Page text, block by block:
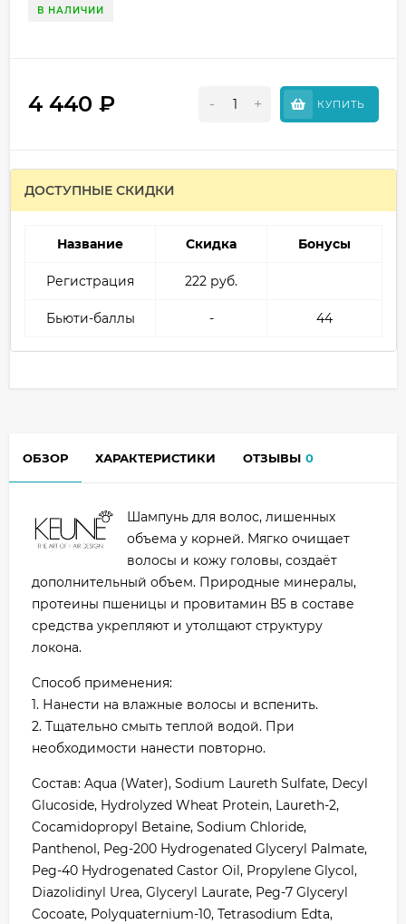
В НАЛИЧИИ
4 440 ₽ - + КУПИТЬ
ДОСТУПНЫЕ СКИДКИ
Название Скидка Бонусы
Регистрация 222 руб.
Бьюти-баллы - 44
ОБЗОР ХАРАКТЕРИСТИКИ ОТЗЫВЫ 0
Шампунь для волос, лишенных
объема у корней. Мягко очищает
волосы и кожу головы, создаёт
дополнительный объем. Природные минералы,
протеины пшеницы и провитамин В5 в составе
средства укрепляют и утолщают структуру
локона.
Способ применения:
1. Нанести на влажные волосы и вспенить.
2. Тщательно смыть теплой водой. При
необходимости нанести повторно.
Состав: Aqua (Water), Sodium Laureth Sulfate, Decyl
Glucoside, Hydrolyzed Wheat Protein, Laureth-2,
Cocamidopropyl Betaine, Sodium Chloride,
Panthenol, Peg-200 Hydrogenated Glyceryl Palmate,
Peg-40 Hydrogenated Castor Oil, Propylene Glycol,
Diazolidinyl Urea, Glyceryl Laurate, Peg-7 Glyceryl
Cocoate, Polyquaternium-10, Tetrasodium Edta,